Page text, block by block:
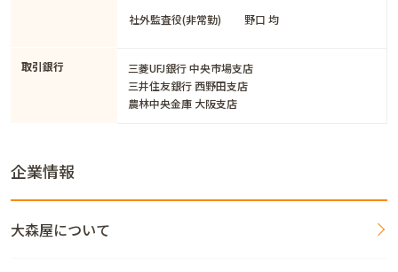
社外監査役(非常勤)
野口 均
取引銀行
三菱UFJ銀行 中央市場支店
三井住友銀行 西野田支店
農林中央金庫 大阪支店
企業情報
大森屋について